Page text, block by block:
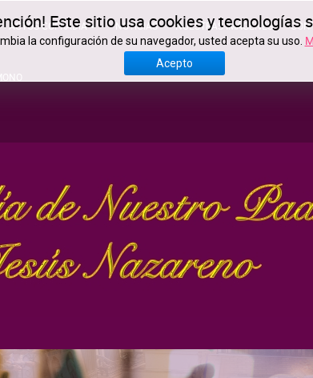
ACTOS COFRADÍA NOTICIAS NUESTRAS IMÁGENES
Este sitio usa cookies y tecnologías
la configuración de su navegador, usted acepta su uso.
Acepto